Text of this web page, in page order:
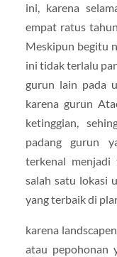
ini, karena
empat ratus
Meskipun begitu
ini tidak terlalu
gurun lain pada
karena gurun
ketinggian,
padang gurun
terkenal menjadi
salah satu lokasi
yang terbaik di
karena
atau pepohonan